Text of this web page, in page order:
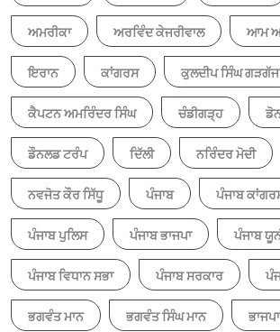
ਅਮਰੀਕਾ ਅਰਵਿੰਦ ਕੇਜਰੀਵਾਲ ਆਮ
ਇਰਾਨ ਕਾਂਗਰਸ ਕੁਲਦੀਪ ਸਿੰਘ ਗੜਗੱਜ
ਕੈਪਟਨ ਅਮਰਿੰਦਰ ਸਿੰਘ ਚੰਡੀਗੜ੍ਹ
ਡੌਨਲਡ ਟਰੰਪ ਦਿੱਲੀ ਨਰਿੰਦਰ ਮੋਦੀ
ਨਵਜੋਤ ਕੌਰ ਸਿੱਧੂ ਪੰਜਾਬ ਪੰਜਾਬ
ਪੰਜਾਬ ਪੁਲਿਸ ਪੰਜਾਬ ਭਾਜਪਾ ਪੰਜਾਬ
ਪੰਜਾਬ ਵਿਧਾਨ ਸਭਾ ਪੰਜਾਬ ਸਰਕਾਰ
ਭਗਵੰਤ ਮਾਨ ਭਗਵੰਤ ਸਿੰਘ ਮਾਨ ਭਾਜਪਾ